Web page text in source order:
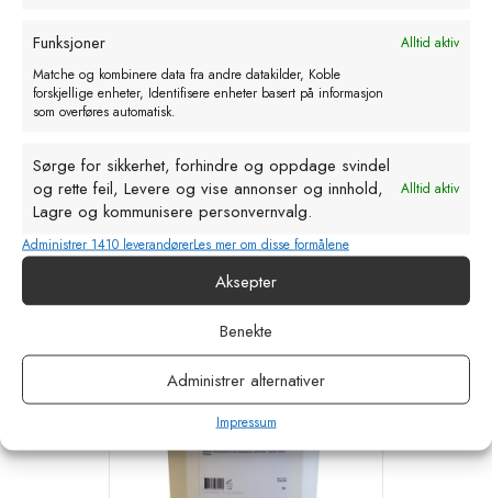
Funksjoner
Alltid aktiv
Matche og kombinere data fra andre datakilder, Koble
forskjellige enheter, Identifisere enheter basert på informasjon
som overføres automatisk.
Sørge for sikkerhet, forhindre og oppdage svindel
og rette feil, Levere og vise annonser og innhold,
Lagre og kommunisere personvernvalg.
Alltid aktiv
Administrer 1410 leverandørerLes mer om disse formålene
Aksepter
Benekte
Administrer alternativer
Impressum
Bjørkerens håndrens
141,43 kr
Prisområde:
kr 141,43
til
kr 322,00
eks. MVA
Velg alternativ
Dette
har
varianter.
kan
velges
produktsiden